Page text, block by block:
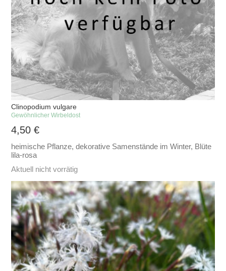
Clinopodium vulgare
Gewöhnlicher Wirbeldost
4,50€
heimische Pflanze, dekorative Samenstände im Winter, Blüte
lila-rosa
Aktuell nicht vorrätig